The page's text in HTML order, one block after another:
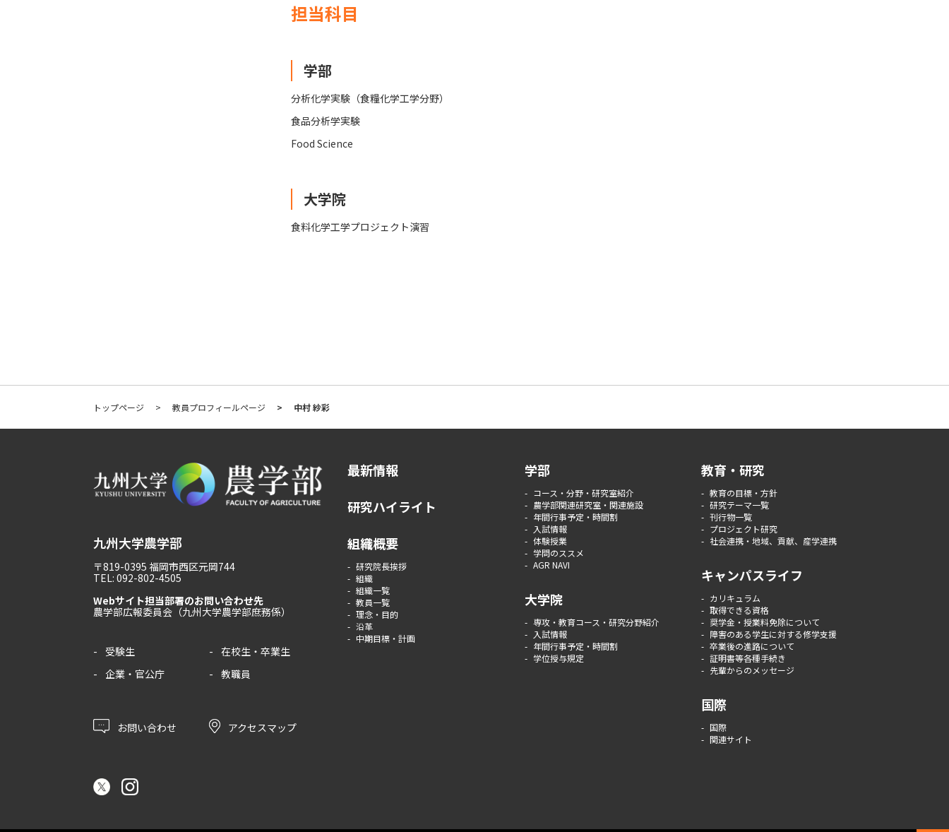
担当科目
学部
分析化学実験（食糧化学工学分野）
食品分析学実験
Food Science
大学院
食料化学工学プロジェクト演習
トップページ 教員プロフィールページ 中村 紗彩
九州大学農学部
〒819-0395 福岡市西区元岡744
TEL: 092-802-4505
Webサイト担当部署のお問い合わせ先
農学部広報委員会（九州大学農学部庶務係）
受験生
在校生・卒業生
企業・官公庁
教職員
お問い合わせ アクセスマップ
最新情報
研究ハイライト
組織概要
研究院長挨拶
組織
組織一覧
教員一覧
理念・目的
沿革
中期目標・計画
学部
コース・分野・研究室紹介
農学部関連研究室・関連施設
年間行事予定・時間割
入試情報
体験授業
学問のススメ
AGR NAVI
大学院
専攻・教育コース・研究分野紹介
入試情報
年間行事予定・時間割
学位授与規定
教育・研究
教育の目標・方針
研究テーマ一覧
刊行物一覧
プロジェクト研究
社会連携・地域、貢献、産学連携
キャンパスライフ
カリキュラム
取得できる資格
奨学金・授業料免除について
障害のある学生に対する修学支援
卒業後の進路について
証明書等各種手続き
先輩からのメッセージ
国際
国際
関連サイト